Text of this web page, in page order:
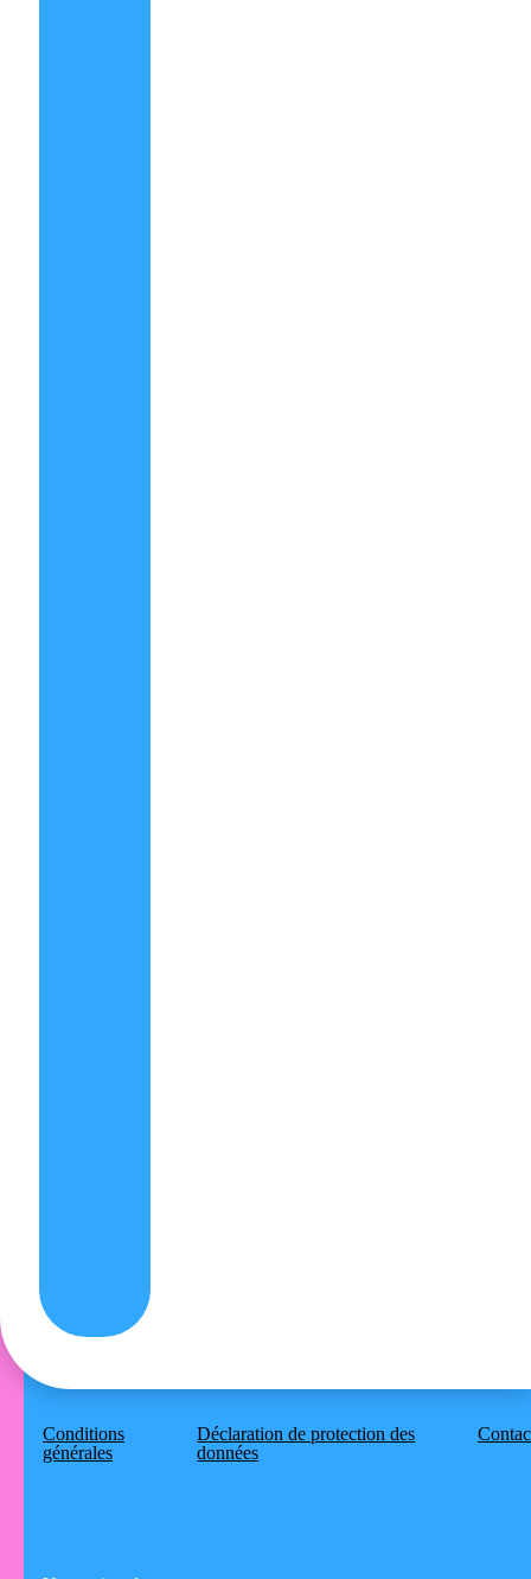
Conditions
générales
Déclaration de protection des
données